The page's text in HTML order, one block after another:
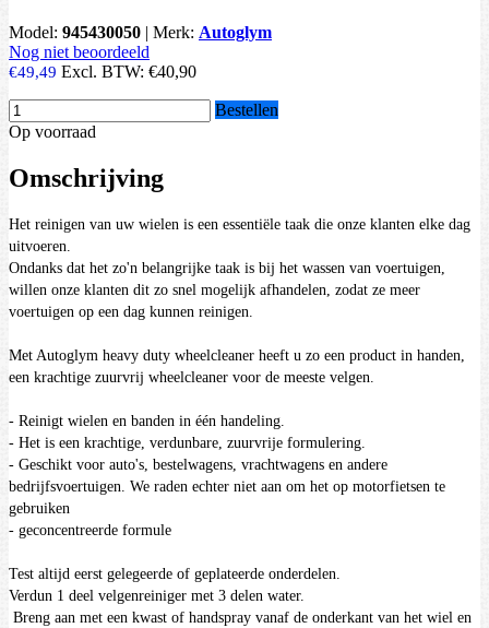
Model: 945430050 | Merk: Autoglym
Nog niet beoordeeld
€49,49 Excl. BTW: €40,90
Bestellen
Op voorraad
Omschrijving
Het reinigen van uw wielen is een essentiële taak die onze klanten elke dag
uitvoeren.
Ondanks dat het zo'n belangrijke taak is bij het wassen van voertuigen,
willen onze klanten dit zo snel mogelijk afhandelen, zodat ze meer
voertuigen op een dag kunnen reinigen.
Met Autoglym heavy duty wheelcleaner heeft u zo een product in handen,
een krachtige zuurvrij wheelcleaner voor de meeste velgen.
- Reinigt wielen en banden in één handeling.
- Het is een krachtige, verdunbare, zuurvrije formulering.
- Geschikt voor auto's, bestelwagens, vrachtwagens en andere
bedrijfsvoertuigen. We raden echter niet aan om het op motorfietsen te
gebruiken
- geconcentreerde formule
Test altijd eerst gelegeerde of geplateerde onderdelen.
Verdun 1 deel velgenreiniger met 3 delen water.
Breng aan met een kwast of handspray vanaf de onderkant van het wiel en